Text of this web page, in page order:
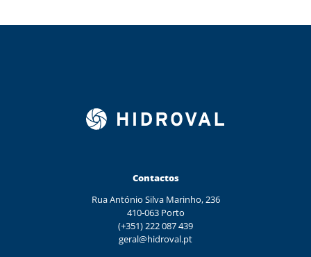
Contactos
Rua António Silva Marinho, 236
410-063 Porto
(+351) 222 087 439
geral@hidroval.pt